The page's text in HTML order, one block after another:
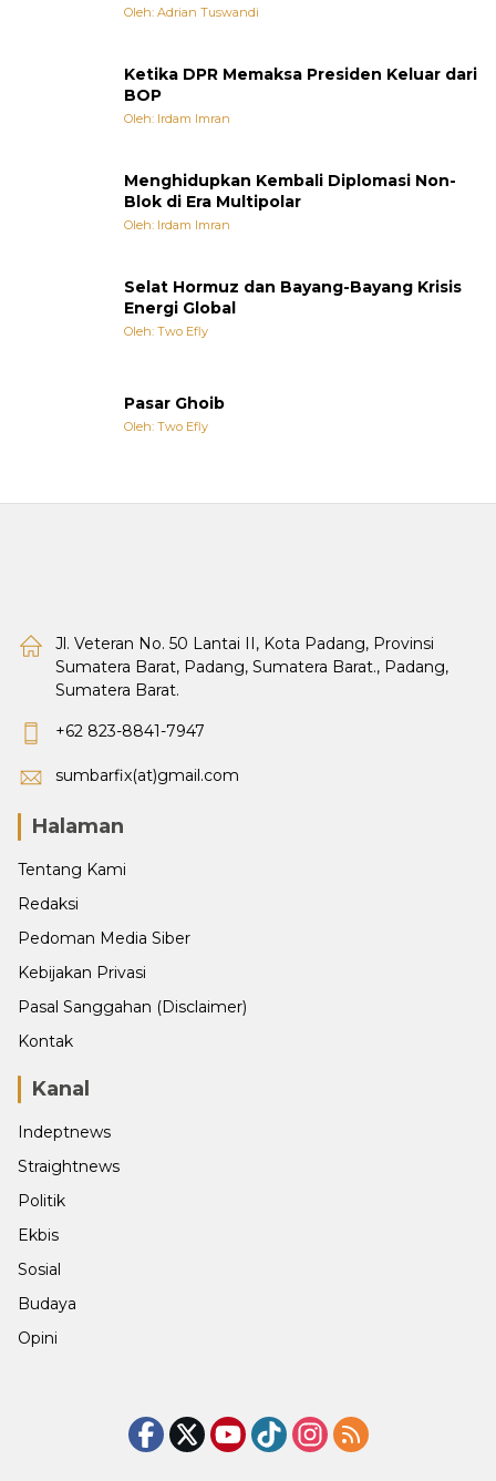
Oleh: Adrian Tuswandi
Ketika DPR Memaksa Presiden Keluar dari
BOP
Oleh: Irdam Imran
Menghidupkan Kembali Diplomasi Non-
Blok di Era Multipolar
Oleh: Irdam Imran
Selat Hormuz dan Bayang-Bayang Krisis
Energi Global
Oleh: Two Efly
Pasar Ghoib
Oleh: Two Efly
Jl. Veteran No. 50 Lantai II, Kota Padang, Provinsi
Sumatera Barat, Padang, Sumatera Barat., Padang,
Sumatera Barat.
+62 823-8841-7947
sumbarfix(at)gmail.com
Halaman
Tentang Kami
Redaksi
Pedoman Media Siber
Kebijakan Privasi
Pasal Sanggahan (Disclaimer)
Kontak
Kanal
Indeptnews
Straightnews
Politik
Ekbis
Sosial
Budaya
Opini